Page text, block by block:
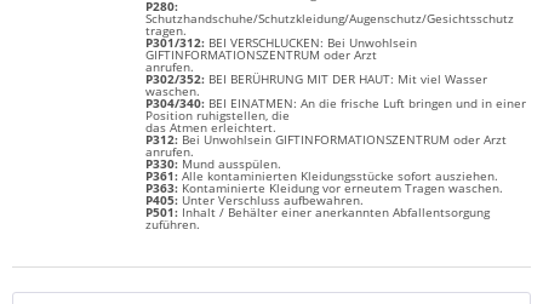
P280:
Schutzhandschuhe/Schutzkleidung/Augenschutz/Gesichtsschutz
tragen.
P301/312: BEI VERSCHLUCKEN: Bei Unwohlsein
GIFTINFORMATIONSZENTRUM oder Arzt
anrufen.
P302/352: BEI BERÜHRUNG MIT DER HAUT: Mit viel Wasser
waschen.
P304/340: BEI EINATMEN: An die frische Luft bringen und in einer
Position ruhigstellen, die
das Atmen erleichtert.
P312: Bei Unwohlsein GIFTINFORMATIONSZENTRUM oder Arzt
anrufen.
P330: Mund ausspülen.
P361: Alle kontaminierten Kleidungsstücke sofort ausziehen.
P363: Kontaminierte Kleidung vor erneutem Tragen waschen.
P405: Unter Verschluss aufbewahren.
P501: Inhalt / Behälter einer anerkannten Abfallentsorgung
zuführen.